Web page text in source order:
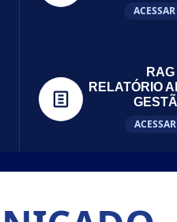
RAG
RELATÓRIO